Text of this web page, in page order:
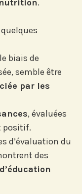
nutrition.
biais de
semble être
par les
, évaluées
positif.
d’évaluation du
des
de
actu par
en
: